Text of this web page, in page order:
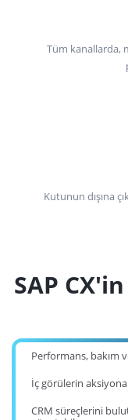
Tüm kanallarda,
Kutunun dışına
SAP
Performans, bakım
İç görülerin
CRM süreçlerini